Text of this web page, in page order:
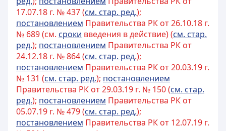
17.07.18 г. № 437 (см. стар. ред.);
постановлением Правительства РК от 26.10.18 г.
№ 689 (см. сроки введения в действие) (см. стар.
ред.); постановлением Правительства РК от
24.12.18 г. № 864 (см. стар. ред.);
постановлением Правительства РК от 20.03.19 г.
№ 131 (см. стар. ред.); постановлением
Правительства РК от 29.03.19 г. № 150 (см. стар.
ред.); постановлением Правительства РК от
05.07.19 г. № 479 (см. стар. ред.);
постановлением Правительства РК от 12.07.19 г.